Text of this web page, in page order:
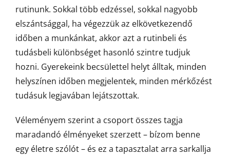
rutinunk. Sokkal több edzéssel, sokkal nagyobb
elszántsággal, ha végezzük az elkövetkezendő
időben a munkánkat, akkor azt a rutinbeli és
tudásbeli különbséget hasonló szintre tudjuk
hozni. Gyerekeink becsülettel helyt álltak, minden
helyszínen időben megjelentek, minden mérkőzést
tudásuk legjavában lejátszottak.
Véleményem szerint a csoport összes tagja
maradandó élményeket szerzett – bízom benne
egy életre szólót – és ez a tapasztalat arra sarkallja